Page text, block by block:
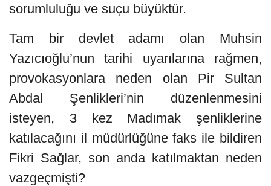
sorumluluğu ve suçu büyüktür.
Tam bir devlet adamı olan Muhsin
Yazıcıoğlu’nun tarihi uyarılarına rağmen,
provokasyonlara neden olan Pir Sultan
Abdal Şenlikleri’nin düzenlenmesini
isteyen, 3 kez Madımak şenliklerine
katılacağını il müdürlüğüne faks ile bildiren
Fikri Sağlar, son anda katılmaktan neden
vazgeçmişti?